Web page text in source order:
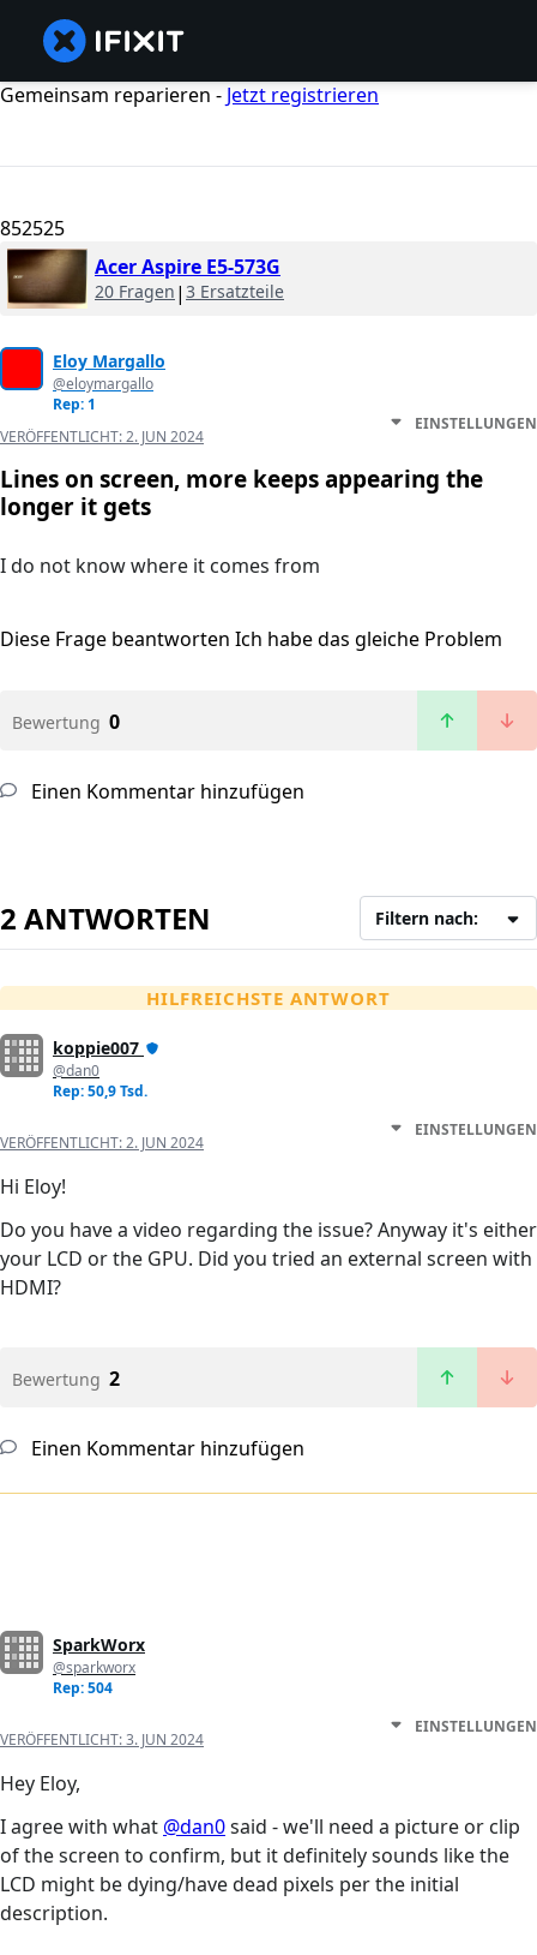
Gemeinsam reparieren - Jetzt registrieren
852525
Acer Aspire E5-573G
20 Fragen | 3 Ersatzteile
Eloy Margallo
@eloymargallo
Rep: 1
VERÖFFENTLICHT:2. JUN 2024
EINSTELLUNGEN
Lines on screen, more keeps appearing the
longer it gets
I do not know where it comes from
Diese Frage beantworten Ich habe das gleiche Problem
Bewertung 0
Einen Kommentar hinzufügen
2 ANTWORTEN Filtern nach:
HILFREICHSTE ANTWORT
koppie007
@dan0
Rep: 50,9 Tsd.
VERÖFFENTLICHT:2. JUN 2024
EINSTELLUNGEN
Hi Eloy!
Do you have a video regarding the issue? Anyway it's either
your LCD or the GPU. Did you tried an external screen with
HDMI?
Bewertung 2
Einen Kommentar hinzufügen
SparkWorx
@sparkworx
Rep: 504
VERÖFFENTLICHT:3. JUN 2024
EINSTELLUNGEN
Hey Eloy,
I agree with what @dan0said - we'll need a picture or clip
of the screen to confirm, but it definitely sounds like the
LCD might be dying/have dead pixels per the initial
description.